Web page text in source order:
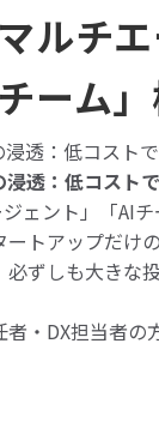
ルチ
ーム
透：低コスト
透：低コスト
ェント」「AI
トアップだけ
必ずしも大きな
・DX担当者の